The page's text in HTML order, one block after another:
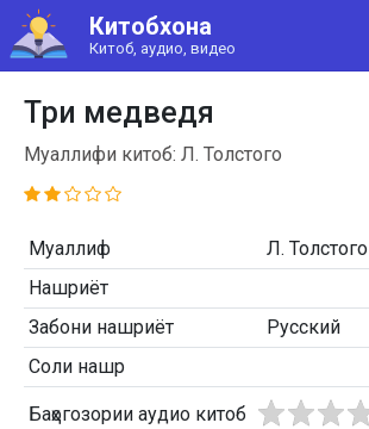
Китобхона
Китоб, аудио, видео
Три медведя
Муаллифи китоб: Л. Толстого
Муаллиф
Л. Толстого
Нашриёт
Забони нашриёт
Русский
Соли нашр
Баҳогозории аудио китоб